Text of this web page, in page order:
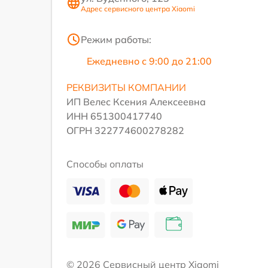
Адрес сервисного центра Xiaomi
Режим работы:
Ежедневно с 9:00 до 21:00
РЕКВИЗИТЫ КОМПАНИИ
ИП Велес Ксения Алексеевна
ИНН 651300417740
ОГРН 322774600278282
Способы оплаты
© 2026 Сервисный центр Xiaomi